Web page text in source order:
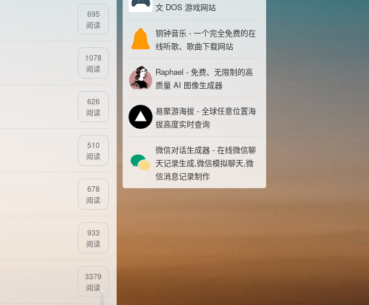
695
阅读
1078
阅读
626
阅读
510
阅读
678
阅读
933
阅读
3379
阅读
文 DOS 游戏网站
铜钟音乐 - 一个完全免费的在
线听歌、歌曲下载网站
Raphael - 免费、无限制的高
质量 AI 图像生成器
易聚游海拔 - 全球任意位置海
拔高度实时查询
微信对话生成器 - 在线微信聊
天记录生成,微信模拟聊天,微
信消息记录制作